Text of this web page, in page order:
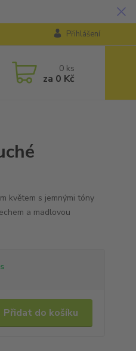
Přihlášení
0 ks
za 0 Kč
květem s jemnými tóny
a madlovou
Přidat do košíku